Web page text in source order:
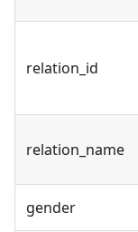
relation_id
relation_name
gender